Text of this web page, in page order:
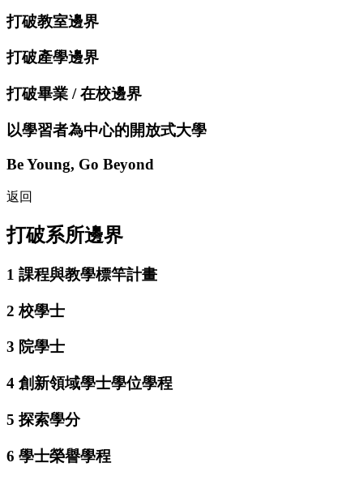
打破教室邊界
打破產學邊界
打破畢業 / 在校邊界
以學習者為中心的開放式大學
Be Young, Go Beyond
返回
打破系所邊界
1 課程與教學標竿計畫
2校學士
3 院學士
4 創新領域學士學位學程
5 探索學分
6 學士榮譽學程